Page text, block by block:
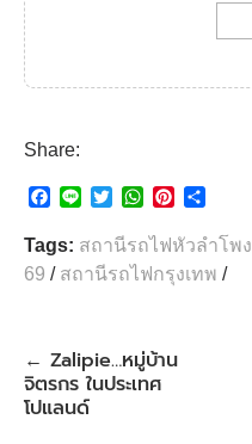
Share:
c
e
b
n
i
t
W
a
s
p
n
e
t
a
e
Tags: สถานีรถไฟหัวลำโพง
69 / สถานีรถไฟกรุงเทพ /
← Zalipie…หมู่บ้าน
จิตรกร ในประเทศ
โปแลนด์